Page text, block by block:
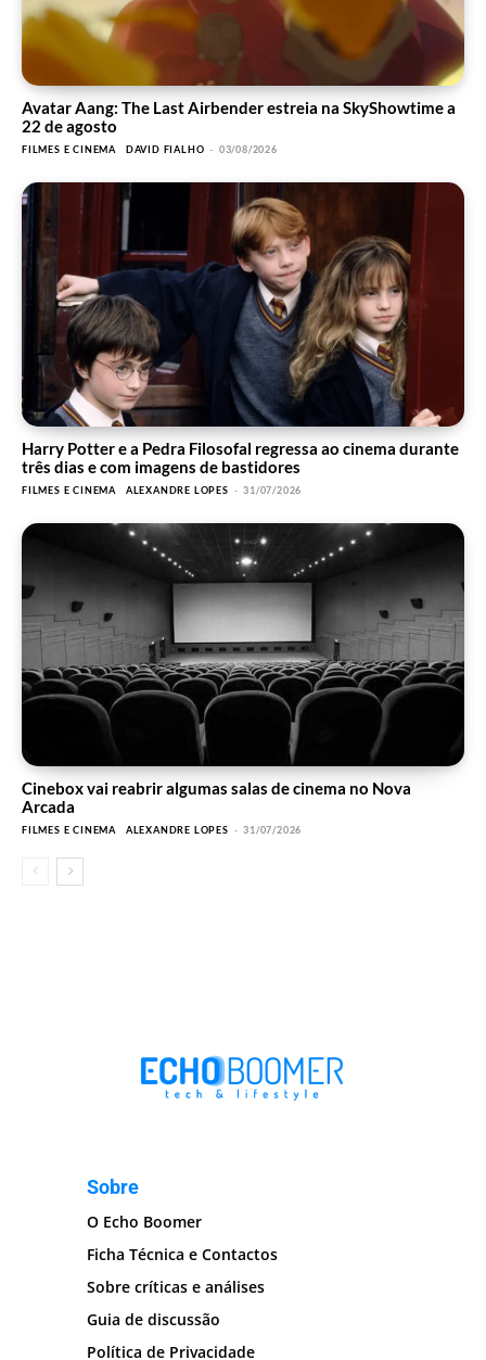
Avatar Aang: The Last Airbender estreia na SkyShowtime a
22 de agosto
FILMES E CINEMA DAVID FIALHO - 03/08/2026
Harry Potter e a Pedra Filosofal regressa ao cinema durante
três dias e com imagens de bastidores
FILMES E CINEMA ALEXANDRE LOPES - 31/07/2026
Cinebox vai reabrir algumas salas de cinema no Nova
Arcada
FILMES E CINEMA ALEXANDRE LOPES - 31/07/2026
Sobre
O Echo Boomer
Ficha Técnica e Contactos
Sobre críticas e análises
Guia de discussão
Política de Privacidade